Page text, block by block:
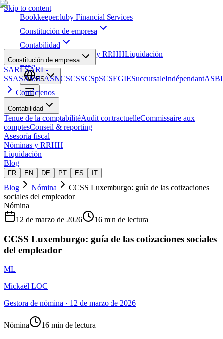
Skip to content
Bookkeeper.luby Financial Services
Constitución de empresa
Contabilidad
Nóminas y RRHHLiquidación
Blog
ES
Constitución de empresa
SARLSARL-
SSASASSCASNCSCSSCSpSCSEGIESuccursaleIndépendant
Contáctenos
Contabilidad
Tenue de la comptabilitéAudit contractuelleCommissaire aux
comptesConseil & reporting
Asesoría fiscal
Nóminas y RRHH
Liquidación
Blog
FR EN DE PT ES IT
Blog Nómina
CCSS Luxemburgo: guía de las cotizaciones
sociales del empleador
Nómina
12 de marzo de 2026
16 min de lectura
CCSS Luxemburgo: guía de las cotizaciones sociales
del empleador
ML
Mickaël LOC
Gestora de nómina · 12 de marzo de 2026
Nómina 16 min de lectura